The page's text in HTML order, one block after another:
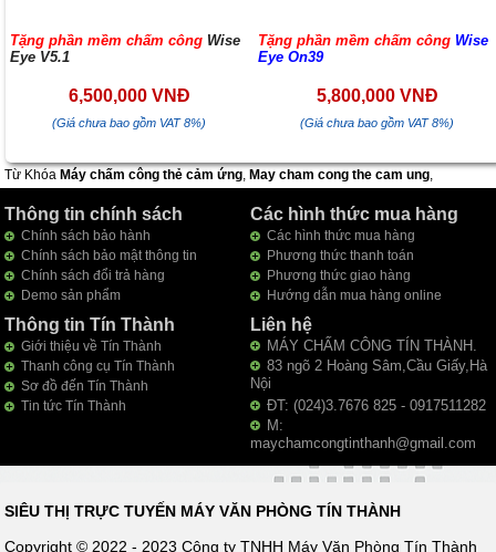
Tặng phần mềm chấm công Wise
Eye V5.1
6,500,000 VNĐ
(Giá chưa bao gồm VAT 8%)
Tặng phần mềm chấm công Wise
Eye On39
5,800,000 VNĐ
(Giá chưa bao gồm VAT 8%)
Từ Khóa Máy chấm công thẻ cảm ứng, May cham cong the cam ung,
Thông tin chính sách
Chính sách bảo hành
Chính sách bảo mật thông tin
Chính sách đổi trả hàng
Demo sản phẩm
Các hình thức mua hàng
Các hình thức mua hàng
Phương thức thanh toán
Phương thức giao hàng
Hướng dẫn mua hàng online
Thông tin Tín Thành
Giới thiệu về Tín Thành
Thanh công cụ Tín Thành
Sơ đồ đến Tín Thành
Tin tức Tín Thành
Liên hệ
MÁY CHẤM CÔNG TÍN THÀNH.
83 ngõ 2 Hoàng Sâm,Cầu Giấy,Hà
Nội
ĐT: (024)3.7676 825 - 0917511282
M:
maychamcongtinthanh@gmail.com
SIÊU THỊ TRỰC TUYẾN MÁY VĂN PHÒNG TÍN THÀNH
Copyright © 2022 - 2023 Công ty TNHH Máy Văn Phòng Tín Thành